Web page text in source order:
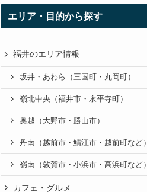
エリア・目的から探す
福井のエリア情報
坂井・あわら（三国町・丸岡町）
嶺北中央（福井市・永平寺町）
奥越（大野市・勝山市）
丹南（越前市・鯖江市・越前町など）
嶺南（敦賀市・小浜市・高浜町など）
カフェ・グルメ